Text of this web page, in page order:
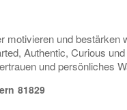
motivieren und
Authentic, Curious
und persönliches
81829